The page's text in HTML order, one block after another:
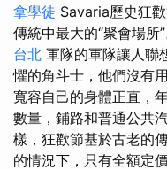
拿學徒 Savaria歷史狂
傳統中最大的“聚會場所”
台北 軍隊的軍隊讓人聯
懼的角斗士，他們沒有
寬容自己的身體正直，
數量，鋪路和普通公共
樣，狂歡節基於古老的
的情況下，只有全額定